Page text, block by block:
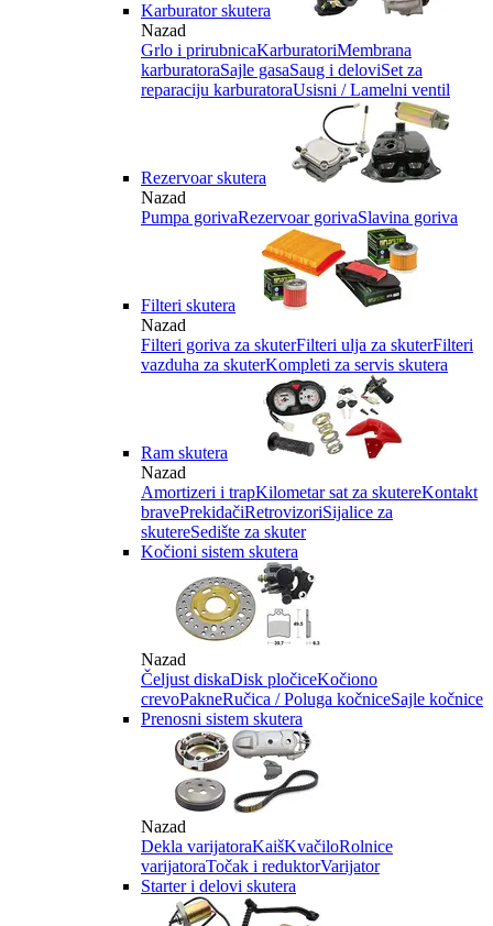
Karburator skutera
Nazad
Grlo i prirubnicaKarburatoriMembrana
karburatoraSajle gasaSaug i deloviSet za
reparaciju karburatoraUsisni / Lamelni ventil
Rezervoar skutera
Nazad
Pumpa gorivaRezervoar gorivaSlavina goriva
Filteri skutera
Nazad
Filteri goriva za skuterFilteri ulja za skuterFilteri
vazduha za skuterKompleti za servis skutera
Ram skutera
Nazad
Amortizeri i trapKilometar sat za skutereKontakt
bravePrekidačiRetrovizoriSijalice za
skutereSedište za skuter
Kočioni sistem skutera
Nazad
Čeljust diskaDisk pločiceKočiono
crevoPakneRučica / Poluga kočniceSajle kočnice
Prenosni sistem skutera
Nazad
Dekla varijatoraKaišKvačiloRolnice
varijatoraTočak i reduktorVarijator
Starter i delovi skutera